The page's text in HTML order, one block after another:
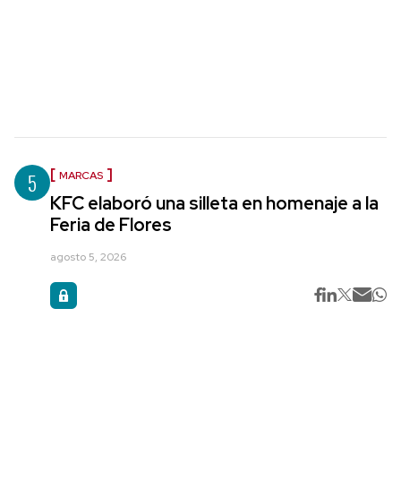
5 MARCAS
KFC elaboró una silleta en homenaje a la
Feria de Flores
agosto 5, 2026